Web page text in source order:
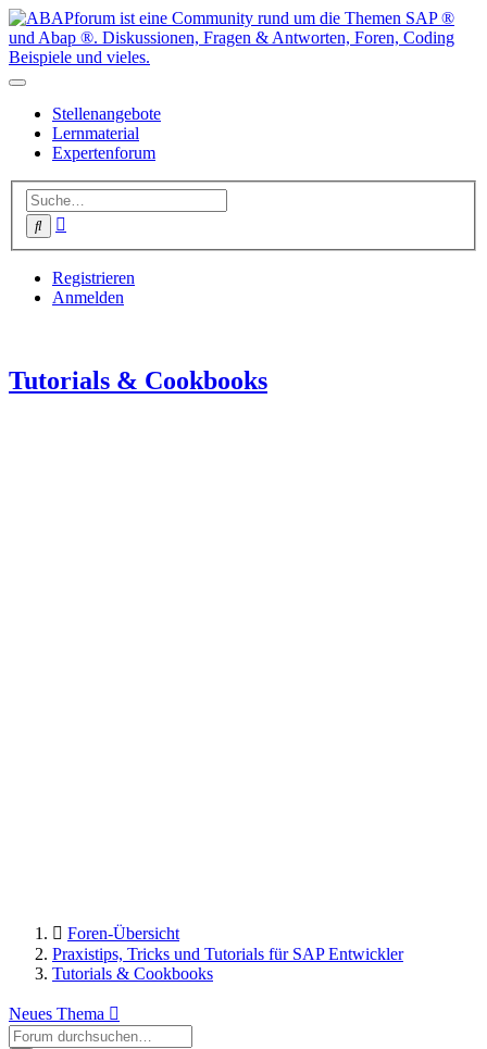
Stellenangebote
Lernmaterial
Expertenforum
Suche
Registrieren
Anmelden
Tutorials & Cookbooks
Foren-Übersicht
Praxistips, Tricks und Tutorials für SAP Entwickler
Tutorials & Cookbooks
Neues Thema